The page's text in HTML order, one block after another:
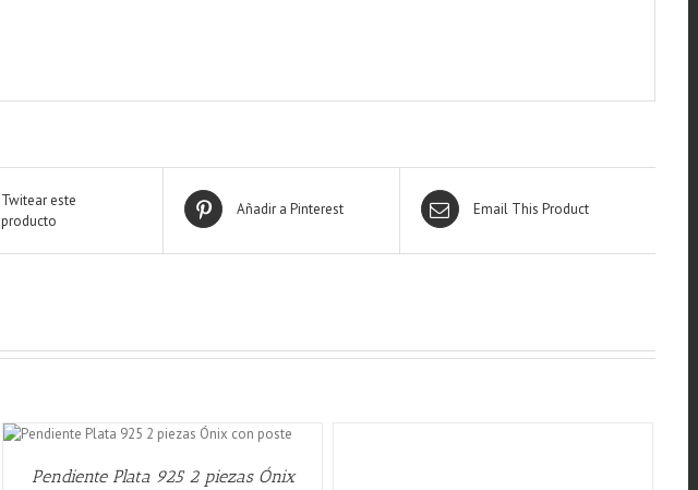
Twitear este
producto
Añadir a Pinterest Email This Product
Pendiente Plata 925 2 piezas Ónix